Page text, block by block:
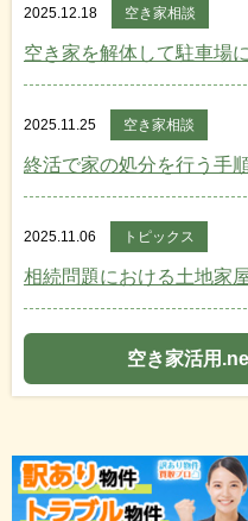
2025.12.18 空き家相談
空き家を解体して駐車場
2025.11.25 空き家相談
終活で家の処分を行う手
2025.11.06 トピックス
相続問題における土地家
空き家活用